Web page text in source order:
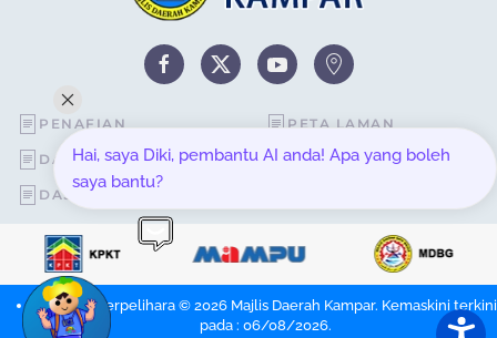
PENAFIAN
DASAR KESELAMATAN
DASAR PRIVASI
PETA LAMAN
STATISTIK PELAWAT
Hakcipta Terpelihara © 2026 Majlis Daerah Kampar. Kemaskini terkini
pada : 06/08/2026.
Hai, saya Diki, pembantu AI anda! Apa yang boleh
saya bantu?